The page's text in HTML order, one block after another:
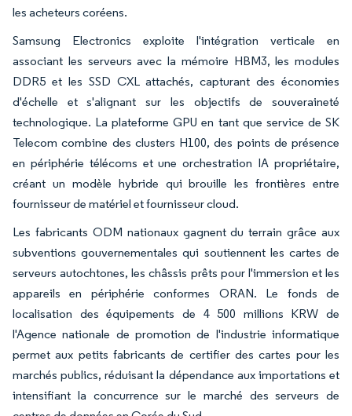
les acheteurs coréens.
Samsung Electronics exploite l'intégration verticale en
associant les serveurs avec la mémoire HBM3, les modules
DDR5 et les SSD CXL attachés, capturant des économies
d'échelle et s'alignant sur les objectifs de souveraineté
technologique. La plateforme GPU en tant que service de SK
Telecom combine des clusters H100, des points de présence
en périphérie télécoms et une orchestration IA propriétaire,
créant un modèle hybride qui brouille les frontières entre
fournisseur de matériel et fournisseur cloud.
Les fabricants ODM nationaux gagnent du terrain grâce aux
subventions gouvernementales qui soutiennent les cartes de
serveurs autochtones, les châssis prêts pour l'immersion et les
appareils en périphérie conformes ORAN. Le fonds de
localisation des équipements de 4 500 millions KRW de
l'Agence nationale de promotion de l'industrie informatique
permet aux petits fabricants de certifier des cartes pour les
marchés publics, réduisant la dépendance aux importations et
intensifiant la concurrence sur le marché des serveurs de